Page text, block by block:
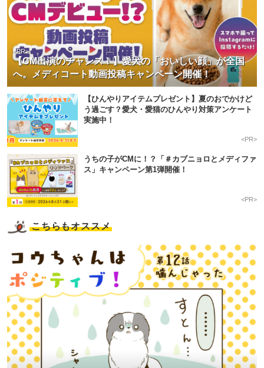
【CM出演のチャンス！】愛犬の「おいしい顔」が全国
へ。メディコート動画投稿キャンペーン開催！
<PR>
【ひんやりアイテムプレゼント】夏のおでかけど
う過ごす？愛犬・愛猫のひんやり対策アンケート
実施中！
<PR>
うちの子がCMに！？「＃カブニョロとメディファ
ス」キャンペーン第1弾開催！
<PR>
こちらもオススメ